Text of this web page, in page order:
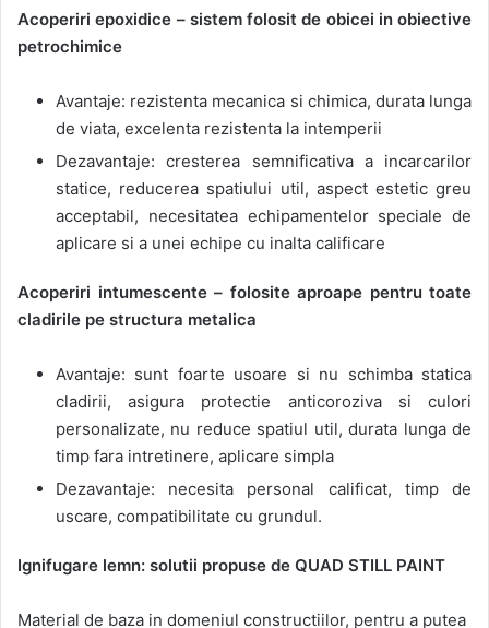
Acoperiri epoxidice – sistem folosit de obicei in obiective
petrochimice
Avantaje: rezistenta mecanica si chimica, durata lunga
de viata, excelenta rezistenta la intemperii
Dezavantaje: cresterea semnificativa a incarcarilor
statice, reducerea spatiului util, aspect estetic greu
acceptabil, necesitatea echipamentelor speciale de
aplicare si a unei echipe cu inalta calificare
Acoperiri intumescente – folosite aproape pentru toate
cladirile pe structura metalica
Avantaje: sunt foarte usoare si nu schimba statica
cladirii, asigura protectie anticoroziva si culori
personalizate, nu reduce spatiul util, durata lunga de
timp fara intretinere, aplicare simpla
Dezavantaje: necesita personal calificat, timp de
uscare, compatibilitate cu grundul.
Ignifugare lemn: solutii propuse de QUAD STILL PAINT
Material de baza in domeniul constructiilor, pentru a putea